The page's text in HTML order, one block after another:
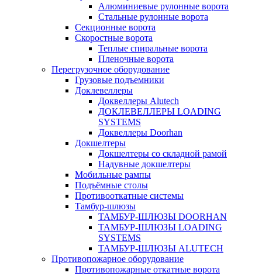
Алюминиевые рулонные ворота
Стальные рулонные ворота
Секционные ворота
Скоростные ворота
Теплые спиральные ворота
Пленочные ворота
Перегрузочное оборудование
Грузовые подъемники
Доклевеллеры
Доквеллеры Alutech
ДОКЛЕВЕЛЛЕРЫ LOADING
SYSTEMS
Доквеллеры Doorhan
Докшелтеры
Докшелтеры со складной рамой
Надувные докшелтеры
Мобильные рампы
Подъёмные столы
Противооткатные системы
Тамбур-шлюзы
ТАМБУР-ШЛЮЗЫ DOORHAN
ТАМБУР-ШЛЮЗЫ LOADING
SYSTEMS
ТАМБУР-ШЛЮЗЫ ALUTECH
Противопожарное оборудование
Противопожарные откатные ворота